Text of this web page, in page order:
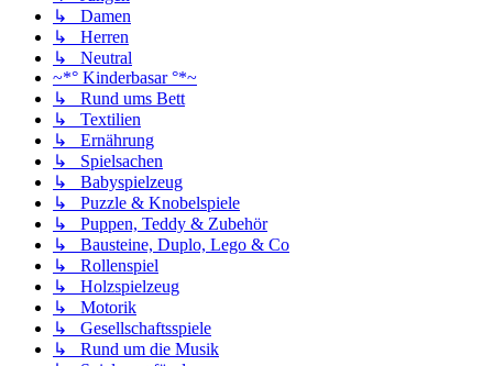
↳ Damen
↳ Herren
↳ Neutral
~*° Kinderbasar °*~
↳ Rund ums Bett
↳ Textilien
↳ Ernährung
↳ Spielsachen
↳ Babyspielzeug
↳ Puzzle & Knobelspiele
↳ Puppen, Teddy & Zubehör
↳ Bausteine, Duplo, Lego & Co
↳ Rollenspiel
↳ Holzspielzeug
↳ Motorik
↳ Gesellschaftsspiele
↳ Rund um die Musik